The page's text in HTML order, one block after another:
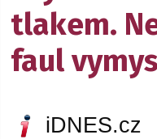
tlakem.
faul
iDNES.cz